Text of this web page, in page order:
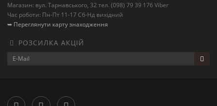
Магазин: вул. Тарнавського, 32 тел. (098) 79 39 176 Viber
Час роботи: Пн-Пт 11-17 Сб-Нд вихідний
➥ Переглянути карту знаходження
РОЗСИЛКА АКЦІЙ